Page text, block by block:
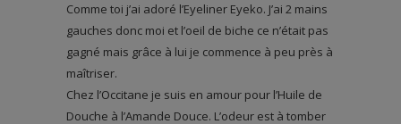
Comme toi j’ai adoré l’Eyeliner Eyeko. J’ai 2 mains
gauches donc moi et l’oeil de biche ce n’était pas
gagné mais grâce à lui je commence à peu près à
maîtriser.
Chez l’Occitane je suis en amour pour l’Huile de
Douche à l’Amande Douce. L’odeur est à tomber